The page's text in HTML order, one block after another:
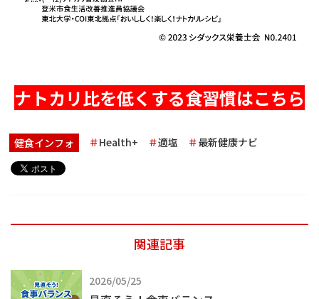
ナトカリ比を低くする食習慣はこちら
健食インフォ Health+ 適塩 最新健康ナビ
関連記事
2026/05/25